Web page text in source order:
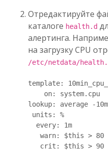
Отредактируйте
каталоге health.d
алертинга.
на загрузку CPU
/etc/netdata/
template:
    on: system.cpu
lookup: average -
units: %
  every: 1m
   warn: $this > 80
   crit: $this > 90